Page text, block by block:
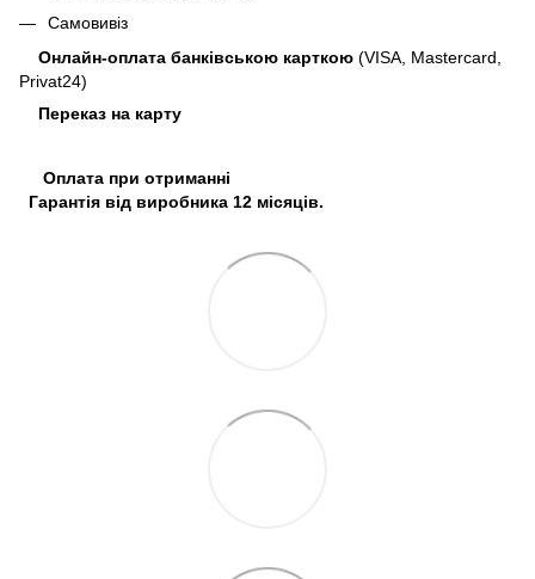
Самовивіз
Онлайн-оплата банківською карткою (VISA, Mastercard,
Privat24)
Переказ на карту
Оплата при отриманні
Гарантія від виробника 12 місяців.